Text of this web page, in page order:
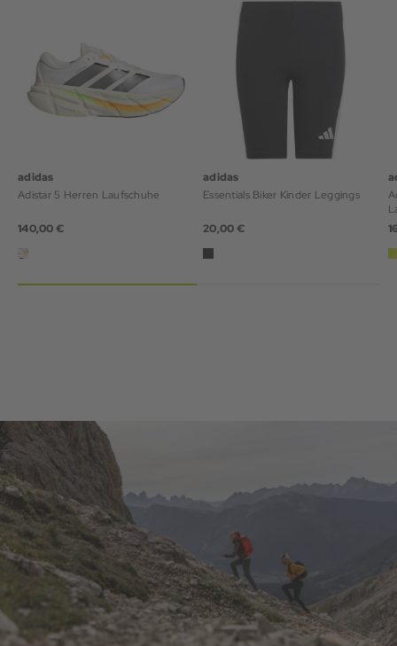
adidas
Adistar 5 Herren Laufschuhe
140,00 €
adidas
Essentials Biker Kinder Leggings
20,00 €